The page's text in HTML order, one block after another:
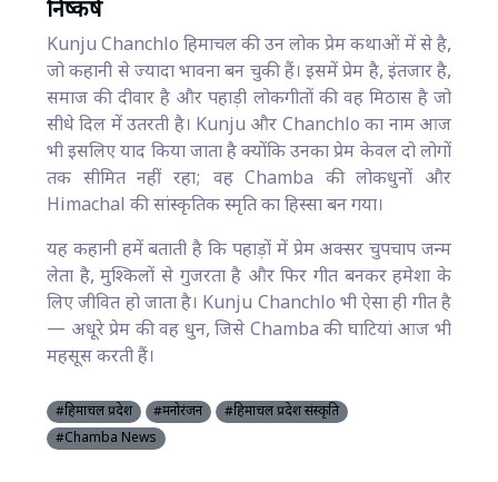
निष्कर्ष
Kunju Chanchlo हिमाचल की उन लोक प्रेम कथाओं में से है,
जो कहानी से ज्यादा भावना बन चुकी हैं। इसमें प्रेम है, इंतजार है,
समाज की दीवार है और पहाड़ी लोकगीतों की वह मिठास है जो
सीधे दिल में उतरती है। Kunju और Chanchlo का नाम आज
भी इसलिए याद किया जाता है क्योंकि उनका प्रेम केवल दो लोगों
तक सीमित नहीं रहा; वह Chamba की लोकधुनों और
Himachal की सांस्कृतिक स्मृति का हिस्सा बन गया।
यह कहानी हमें बताती है कि पहाड़ों में प्रेम अक्सर चुपचाप जन्म
लेता है, मुश्किलों से गुजरता है और फिर गीत बनकर हमेशा के
लिए जीवित हो जाता है। Kunju Chanchlo भी ऐसा ही गीत है
— अधूरे प्रेम की वह धुन, जिसे Chamba की घाटियां आज भी
महसूस करती हैं।
#हिमाचल प्रदेश #मनोरंजन
#हिमाचल प्रदेश संस्कृति
#Chamba News